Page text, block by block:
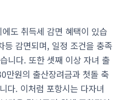
도 취득세 감면 혜택이 있습
등 감면되며, 일정 조건을 충족
니다. 또한 셋째 이상 자녀 출
만원의 출산장려금과 첫돌 축
다. 이처럼 포항시는 다자녀